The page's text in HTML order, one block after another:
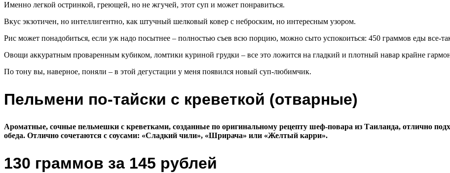
Именно легкой остринкой, греющей, но не жгучей, этот суп и может понравиться.
Вкус экзотичен, но интеллигентно, как штучный шелковый ковер с неброским, но интересным узором.
Рис может понадобиться, если уж надо посытнее – полностью съев всю порцию, можно сыто успокоиться: 450 граммов еды все-
Овощи аккуратным проваренным кубиком, ломтики куриной грудки – все это ложится на гладкий и плотный навар крайне
По тону вы, наверное, поняли – в этой дегустации у меня появился новый суп-любимчик.
Пельмени по-тайски с креветкой (отварные)
Ароматные, сочные пельмешки с креветками, созданные по оригинальному рецепту шеф-повара из Таиланда, отлично
обеда. Отлично сочетаются с соусами: «Сладкий чили», «Шрирача» или «Желтый карри».
130 граммов за 145 рублей